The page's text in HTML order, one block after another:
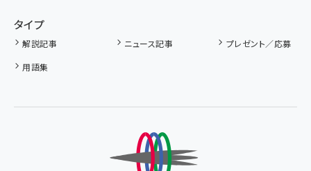
タイプ
解説記事 ニュース記事
プレゼント／応募
用語集